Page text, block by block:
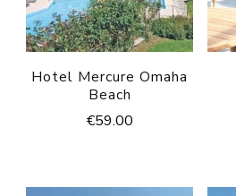
Hotel Mercure Omaha
Beach
€59.00